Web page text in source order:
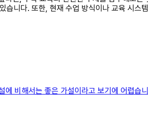
니다. 또한, 현재 수업 방식이나 교육 시스
비해서는 좋은 가설이라고 보기에 어렵습